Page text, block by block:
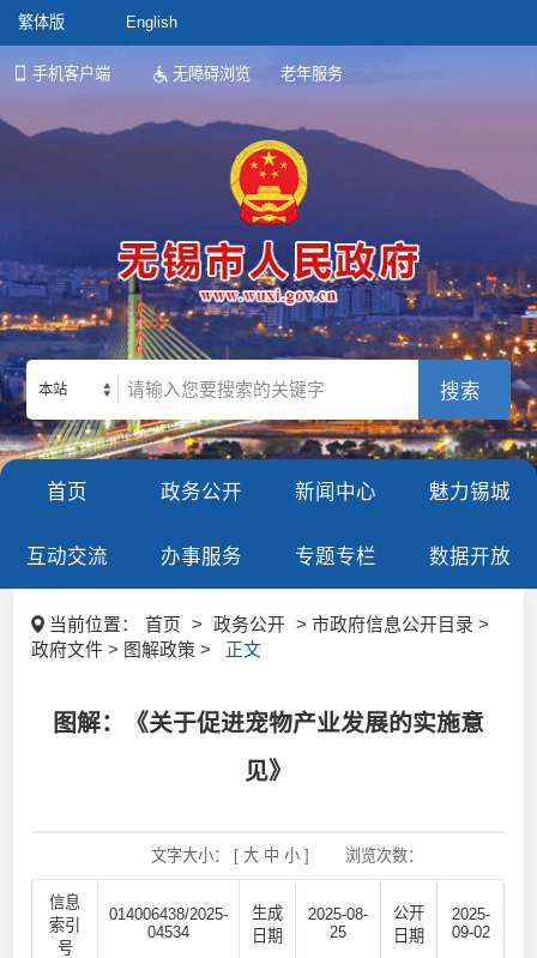
繁体版 English
手机客户端 无障碍浏览 老年服务
本站
首页 政务公开 新闻中心 魅力锡城
互动交流 办事服务 专题专栏 数据开放
当前位置： 首页 > 政务公开
> 市政府信息公开目录 >
政府文件 > 图解政策 >
正文
图解：《关于促进宠物产业发展的实施意
见》
文字大小： [ 大 中 小] 浏览次数：
信息
索引
号
014006438/2025-
04534
生成
日期
2025-08-
25
公开
日期
2025-
09-02